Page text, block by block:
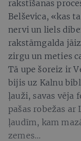
rakstīšanas
Belševica, «kas
nervi un liels
rakstāmgalda
zirgu un meties
Tā upe šoreiz ir
bijis uz Kalnu
ļauži, savas vēja
pašas robežas
ļaudīm, kam
zemes…